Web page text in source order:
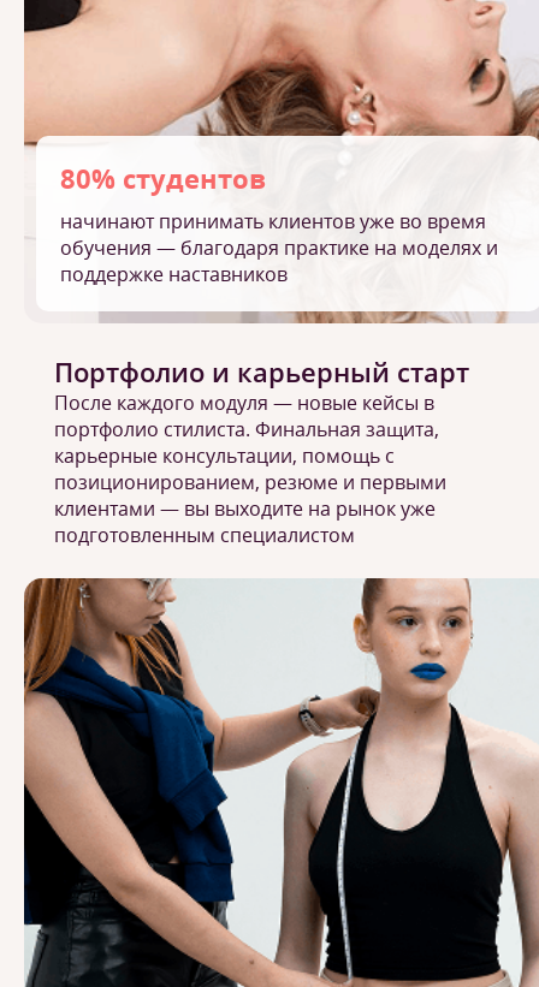
80% студентов
начинают принимать клиентов уже во время
обучения — благодаря практике на моделях и
поддержке наставников
Портфолио и карьерный старт
После каждого модуля — новые кейсы в
портфолио стилиста. Финальная защита,
карьерные консультации, помощь с
позиционированием, резюме и первыми
клиентами — вы выходите на рынок уже
подготовленным специалистом